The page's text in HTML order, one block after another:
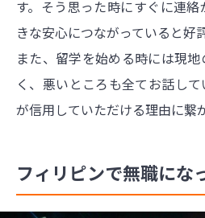
す。そう思った時にすぐに連
きな安心につながっていると好
また、留学を始める時には現
く、悪いところも全てお話し
が信用していただける理由に繋
フィリピンで無職にな